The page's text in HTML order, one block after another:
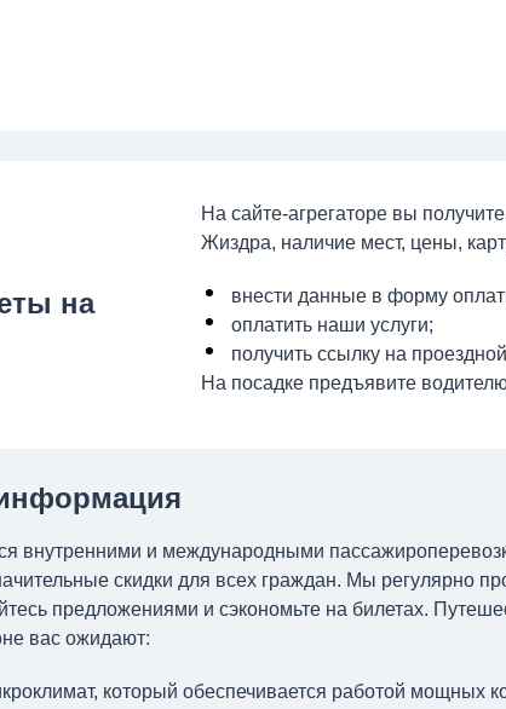
на
На сайте-агрегаторе вы
Жиздра, наличие мест, цены,
внести данные в форму
оплатить наши услуги;
получить ссылку на
На посадке предъявите
внутренними и международными
скидки для всех граждан. Мы регулярно
предложениями и сэкономьте на билетах.
вас ожидают:
который обеспечивается работой мощных